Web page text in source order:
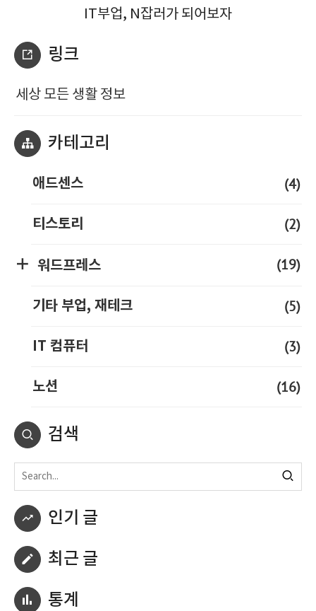
IT부업, N잡러가 되어보자
링크
세상 모든 생활 정보
카테고리
애드센스 (4)
티스토리 (2)
워드프레스 (19)
기타 부업, 재테크 (5)
IT 컴퓨터 (3)
노션 (16)
검색
인기 글
최근 글
통계